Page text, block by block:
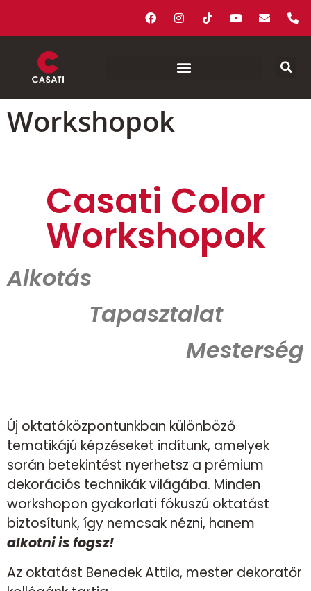
Workshopok
Casati Color
Workshopok
Alkotás
Tapasztalat
Mesterség
Új oktatóközpontunkban különböző
tematikájú képzéseket indítunk, amelyek
során betekintést nyerhetsz a prémium
dekorációs technikák világába. Minden
workshopon gyakorlati fókuszú oktatást
biztosítunk, így nemcsak nézni, hanem
alkotni is fogsz!
Az oktatást Benedek Attila, mester dekoratőr